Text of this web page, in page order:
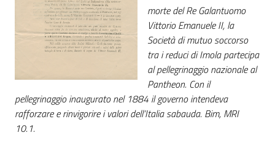
morte del Re Galantuomo
Vittorio Emanuele II, la
Società di mutuo soccorso
tra i reduci di Imola partecipa
al pellegrinaggio nazionale al
Pantheon. Con il
pellegrinaggio inaugurato nel 1884 il governo intendeva
rafforzare e rinvigorire i valori dell’Italia sabauda. Bim, MRI
10.1.